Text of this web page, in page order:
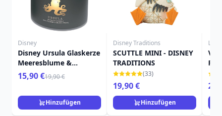
Disney
Disney Ursula Glaskerze
Meeresblume &
Schwarze Perle
15,90 €19,90 €
Hinzufügen
Disney Traditions
SCUTTLE MINI - DISNEY
TRADITIONS
(33)
19,90 €
Hinzufügen